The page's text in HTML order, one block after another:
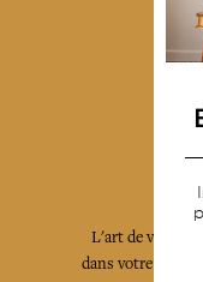
L'art de vivre
dans votre boîte